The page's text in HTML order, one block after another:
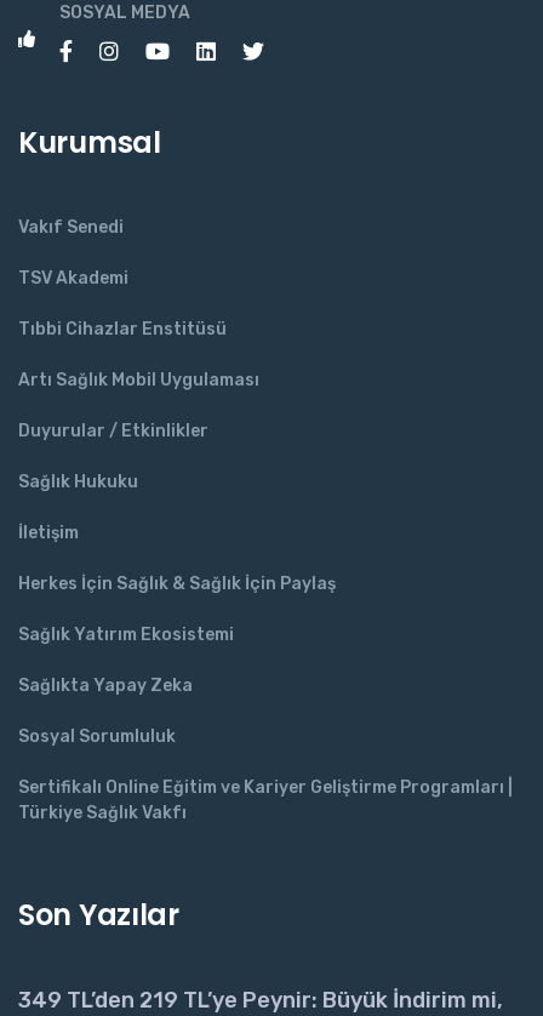
SOSYAL MEDYA
Kurumsal
Vakıf Senedi
TSV Akademi
Tıbbi Cihazlar Enstitüsü
Artı Sağlık Mobil Uygulaması
Duyurular / Etkinlikler
Sağlık Hukuku
İletişim
Herkes İçin Sağlık & Sağlık İçin Paylaş
Sağlık Yatırım Ekosistemi
Sağlıkta Yapay Zeka
Sosyal Sorumluluk
Sertifikalı Online Eğitim ve Kariyer Geliştirme Programları |
Türkiye Sağlık Vakfı
Son Yazılar
349 TL’den 219 TL’ye Peynir: Büyük İndirim mi,